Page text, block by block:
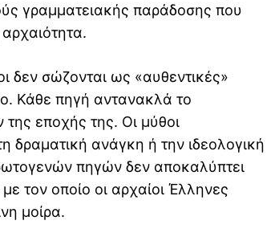
γραμματειακής παράδοσης που
δεν σώζονται ως «αυθεντικές»
Κάθε πηγή αντανακλά το
της εποχής της. Οι μύθοι
δραματική ανάγκη ή την ιδεολογική
πηγών δεν αποκαλύπτει
τον οποίο οι αρχαίοι Έλληνες
μοίρα.